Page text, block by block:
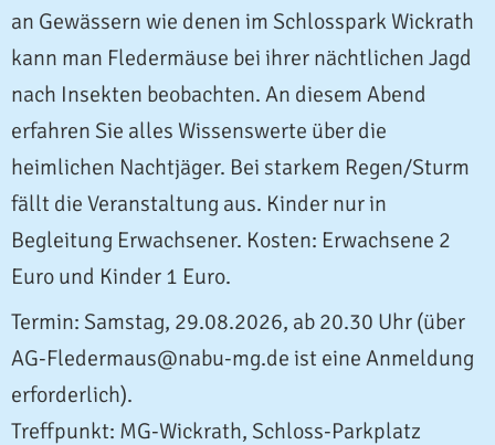
an Gewässern wie denen im Schlosspark Wickrath
kann man Fledermäuse bei ihrer nächtlichen Jagd
nach Insekten beobachten. An diesem Abend
erfahren Sie alles Wissenswerte über die
heimlichen Nachtjäger. Bei starkem Regen/Sturm
fällt die Veranstaltung aus. Kinder nur in
Begleitung Erwachsener. Kosten: Erwachsene 2
Euro und Kinder 1 Euro.
Termin: Samstag, 29.08.2026, ab 20.30 Uhr (über
AG-Fledermaus@nabu-mg.de ist eine Anmeldung
erforderlich).
Treffpunkt: MG-Wickrath, Schloss-Parkplatz